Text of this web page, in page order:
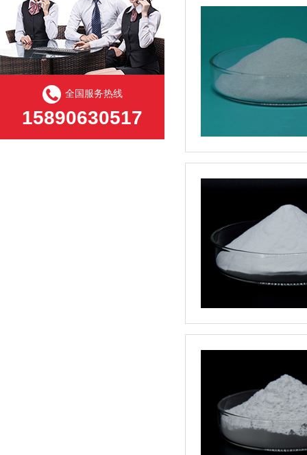
全国服务热线
15890630517